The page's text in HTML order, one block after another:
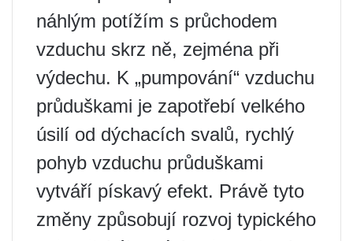
náhlým potížím s průchodem
vzduchu skrz ně, zejména při
výdechu. K „pumpování“ vzduchu
průduškami je zapotřebí velkého
úsilí od dýchacích svalů, rychlý
pohyb vzduchu průduškami
vytváří pískavý efekt. Právě tyto
změny způsobují rozvoj typického